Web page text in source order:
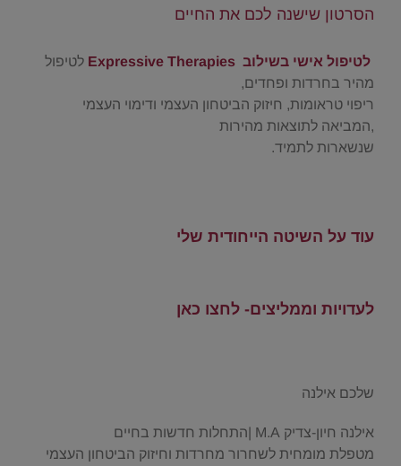
הסרטון שישנה לכם את החיים
לטיפול אישי בשילוב Expressive Therapies
לטיפול
מהיר בחרדות ופחדים,
ריפוי טראומות, חיזוק הביטחון העצמי ודימוי העצמי
,המביאה לתוצאות מהירות
שנשארות לתמיד.
עוד על השיטה הייחודית שלי
לעדויות וממליצים- לחצו כאן
שלכם אילנה
אילנה חיון-צדיק M.A |התחלות חדשות בחיים
מטפלת מומחית לשחרור מחרדות וחיזוק הביטחון העצמי